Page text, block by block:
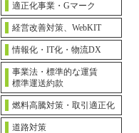
適正化事業・Gマーク
経営改善対策、WebKIT
情報化・IT化・物流DX
事業法・標準的な運賃
標準運送約款
燃料高騰対策・取引適正化
道路対策